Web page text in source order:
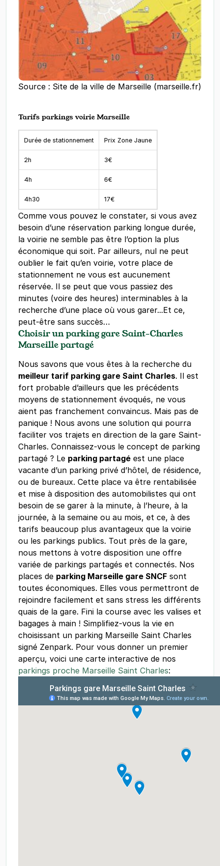
Source : Site de la ville de Marseille (marseille.fr)
Tarifs parkings voirie Marseille
Durée de stationnement Prix Zone Jaune
2h 3€
4h 6€
4h30 17€
Comme vous pouvez le constater, si vous avez
besoin d’une réservation parking longue durée,
la voirie ne semble pas être l’option la plus
économique qui soit. Par ailleurs, nul ne peut
oublier le fait qu’en voirie, votre place de
stationnement ne vous est aucunement
réservée. Il se peut que vous passiez des
minutes (voire des heures) interminables à la
recherche d’une place où vous garer...Et ce,
peut-être sans succès…
Choisir un parking gare Saint-Charles
Marseille partagé
Nous savons que vous êtes à la recherche du
meilleur tarif parking gare Saint Charles. Il est
fort probable d’ailleurs que les précédents
moyens de stationnement évoqués, ne vous
aient pas franchement convaincus. Mais pas de
panique ! Nous avons une solution qui pourra
faciliter vos trajets en direction de la gare Saint-
Charles. Connaissez-vous le concept de parking
partagé ? Le parking partagé est une place
vacante d’un parking privé d’hôtel, de résidence,
ou de bureaux. Cette place va être rentabilisée
et mise à disposition des automobilistes qui ont
besoin de se garer à la minute, à l’heure, à la
journée, à la semaine ou au mois, et ce, à des
tarifs beaucoup plus avantageux que la voirie
ou les parkings publics. Tout près de la gare,
nous mettons à votre disposition une offre
variée de parkings partagés et connectés. Nos
places de parking Marseille gare SNCF sont
toutes économiques. Elles vous permettront de
rejoindre facilement et sans stress les différents
quais de la gare. Fini la course avec les valises et
bagages à main ! Simplifiez-vous la vie en
choisissant un parking Marseille Saint Charles
signé Zenpark. Pour vous donner un premier
aperçu, voici une carte interactive de nos
parkings proche Marseille Saint Charles: